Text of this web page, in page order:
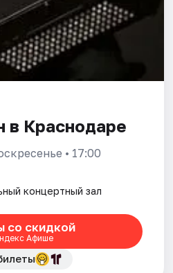
Краснодаре
• 17:00
концертный зал
со скидкой
Афише